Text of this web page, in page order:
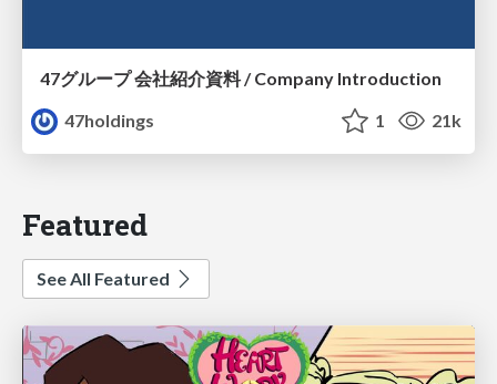
47グループ 会社紹介資料 / Company Introduction
47holdings
1 21k
Featured
See All Featured